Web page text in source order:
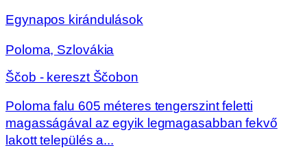
Egynapos kirándulások
Poloma, Szlovákia
Ščob - kereszt Ščobon
Poloma falu 605 méteres tengerszint feletti
magasságával az egyik legmagasabban fekvő
lakott település a...